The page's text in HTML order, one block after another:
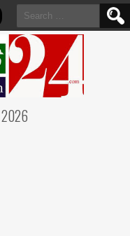
Search
for: